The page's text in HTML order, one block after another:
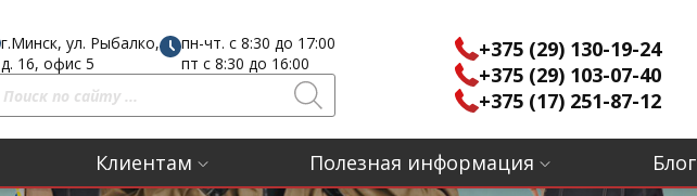
г.Минск, ул. Рыбалко,
д. 16, офис 5
пн-чт. с 8:30 до 17:00
пт с 8:30 до 16:00
+375 (29) 130-19-24
+375 (29) 103-07-40
+375 (17) 251-87-12
Клиентам Полезная информация Блог